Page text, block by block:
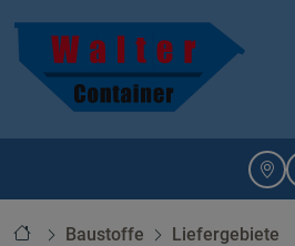
StartseiteBaustoffe Liefergebiete